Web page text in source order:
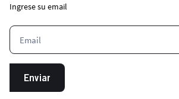
Ingrese su email
Enviar